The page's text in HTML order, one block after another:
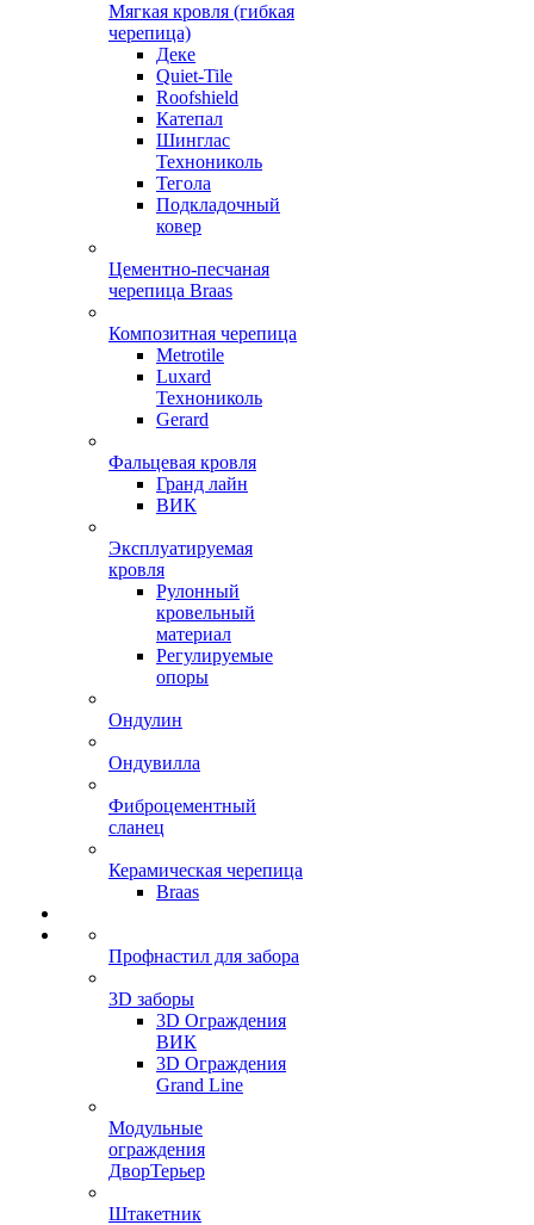
Мягкая кровля (гибкая
черепица)
Деке
Quiet-Tile
Roofshield
Катепал
Шинглас
Технониколь
Тегола
Подкладочный
ковер
Цементно-песчаная
черепица Braas
Композитная черепица
Metrotile
Luxard
Технониколь
Gerard
Фальцевая кровля
Гранд лайн
ВИК
Эксплуатируемая
кровля
Рулонный
кровельный
материал
Регулируемые
опоры
Ондулин
Ондувилла
Фиброцементный
сланец
Керамическая черепица
Braas
Профнастил для забора
3D заборы
3D Ограждения
ВИК
3D Ограждения
Grand Line
Модульные
ограждения
ДворТерьер
Штакетник